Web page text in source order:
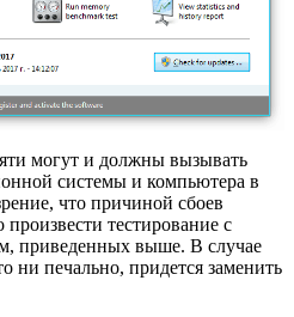
могут и должны вызывать
системы и компьютера в
что причиной сбоев
тестирование с
приведенных выше. В случае
ни печально, придется заменить